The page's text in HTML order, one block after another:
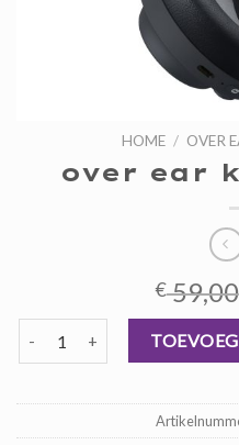
HOME / OVER
over ear
€59,00
over ear koptelefoon aantal